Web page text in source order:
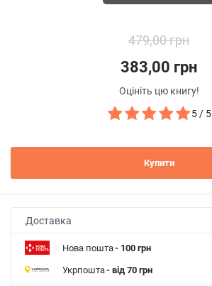
479,00 грн
383,00 грн
Оцініть цю книгу!
5 / 5
Купити
Доставка
Нова пошта- 100 грн
Укрпошта- від 70 грн